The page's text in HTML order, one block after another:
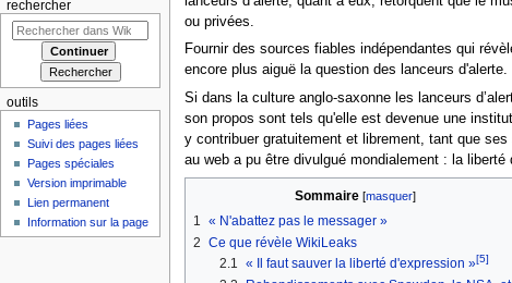
ou privées.
Fournir des sources fiables indépendantes qui
encore plus aiguë la question des lanceurs
Si dans la culture anglo-saxonne les lanceurs
son propos sont tels qu'elle est devenue une
y contribuer gratuitement et librement, tant que
au web a pu être divulgué mondialement : la
Sommaire [masquer]
1
« N'abattez pas le messager »
2 Ce que révèle WikiLeaks
2.1
« Il faut sauver la liberté d'expression »[5]
rechercher
outils
Pages liées
Suivi des pages liées
Pages spéciales
Version imprimable
Lien permanent
Information sur la page